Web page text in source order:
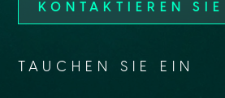
KONTAKTIEREN SIE
TAUCHEN SIE EIN